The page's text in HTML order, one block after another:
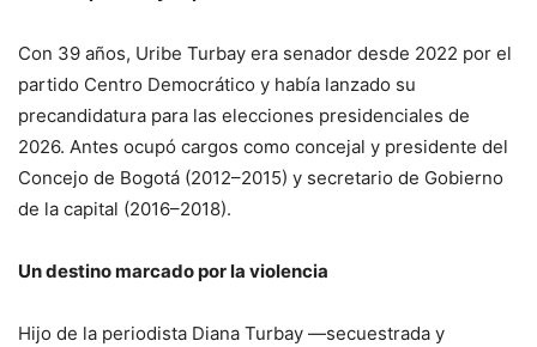
Con 39 años, Uribe Turbay era senador desde 2022 por el
partido Centro Democrático y había lanzado su
precandidatura para las elecciones presidenciales de
2026. Antes ocupó cargos como concejal y presidente del
Concejo de Bogotá (2012–2015) y secretario de Gobierno
de la capital (2016–2018).
Un destino marcado por la violencia
Hijo de la periodista Diana Turbay —secuestrada y